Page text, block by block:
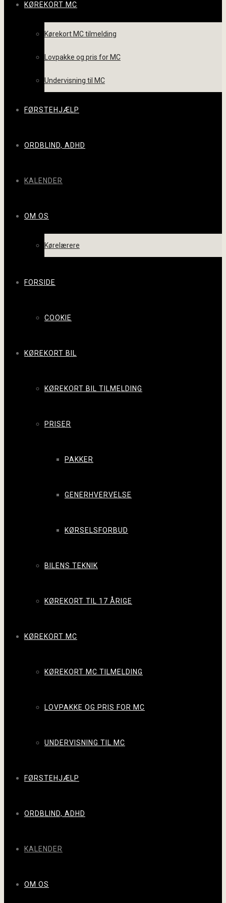
KØREKORT MC
Kørekort MC tilmelding
Lovpakke og pris for MC
Undervisning til MC
FØRSTEHJÆLP
ORDBLIND, ADHD
KALENDER
OM OS
Kørelærere
FORSIDE
COOKIE
KØREKORT BIL
KØREKORT BIL TILMELDING
PRISER
PAKKER
GENERHVERVELSE
KØRSELSFORBUD
BILENS TEKNIK
KØREKORT TIL 17 ÅRIGE
KØREKORT MC
KØREKORT MC TILMELDING
LOVPAKKE OG PRIS FOR MC
UNDERVISNING TIL MC
FØRSTEHJÆLP
ORDBLIND, ADHD
KALENDER
OM OS